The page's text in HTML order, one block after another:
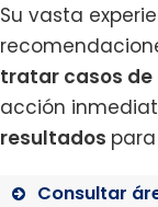
Su vasta
tratar casos de
acción
resultados
Consultar